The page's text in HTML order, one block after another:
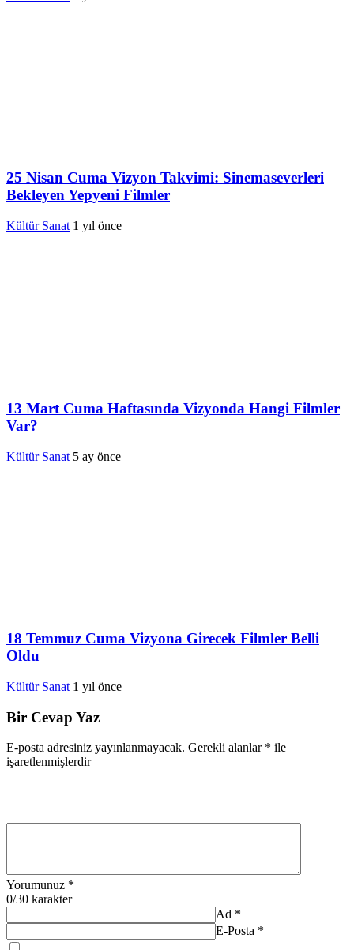
25 Nisan Cuma Vizyon Takvimi: Sinemaseverleri
Bekleyen Yepyeni Filmler
Kültür Sanat 1 yıl önce
13 Mart Cuma Haftasında Vizyonda Hangi Filmler
Var?
Kültür Sanat 5 ay önce
18 Temmuz Cuma Vizyona Girecek Filmler Belli
Oldu
Kültür Sanat 1 yıl önce
Bir Cevap Yaz
E-posta adresiniz yayınlanmayacak. Gerekli alanlar * ile
işaretlenmişlerdir
Yorumunuz *
0/30 karakter
Ad *
E-Posta *